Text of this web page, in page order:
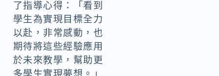
了指導心得：「看到
學生為實現目標全力
以赴，非常感動，也
期待將這些經驗應用
於未來教學，幫助更
多學生實現夢想。」